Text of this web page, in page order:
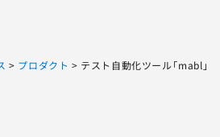
> プロダクト > テスト自動化ツール「mabl」